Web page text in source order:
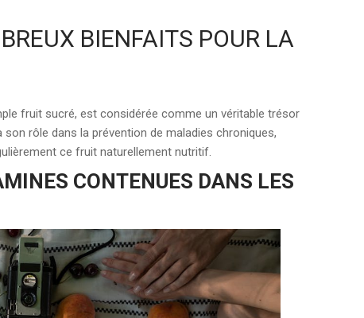
BIENFAITS POUR LA
fruit sucré, est considérée comme un véritable trésor
rôle dans la prévention de maladies chroniques,
ce fruit naturellement nutritif.
CONTENUES DANS LES